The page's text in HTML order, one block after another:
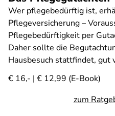
Wer pflegebedürftig ist,
Pflegeversicherung –
Pflegebedürftigkeit per
Daher sollte die
Hausbesuch stattfindet, gut
€ 16,- | € 12,99 (E-Book)
zum